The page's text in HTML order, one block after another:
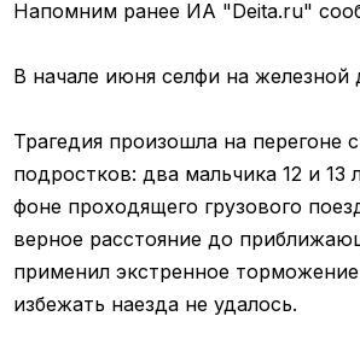
Напомним ранее ИА "Deita.ru"
В начале июня селфи на железной
Трагедия произошла на
подростков: два мальчика 12 и
фоне проходящего грузового
верное расстояние до
применил экстренное
избежать наезда не удалось.